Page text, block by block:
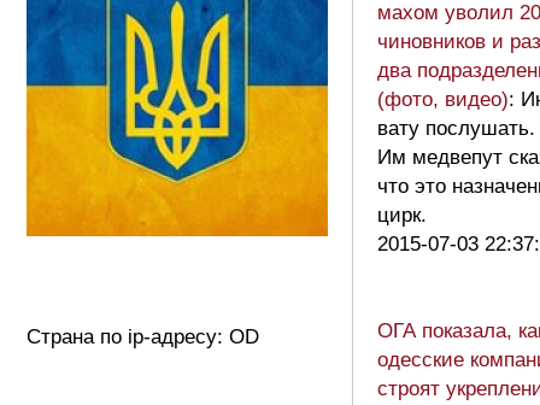
Страна по ip-адресу: OD
махом уволил 20
чиновников и
два
(фото, видео):
вату послушать.
Им медвепут
что это
цирк.
2015-07-03
ОГА показала,
одесские
строят